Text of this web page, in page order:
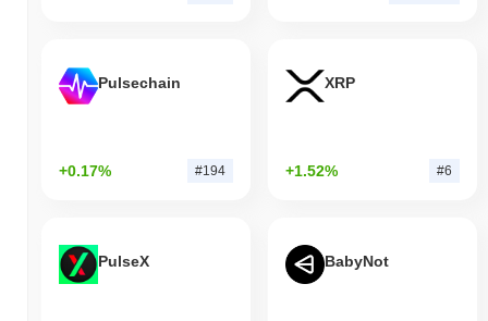
Pulsechain
+0.17% #194
XRP
+1.52% #6
PulseX BabyNot